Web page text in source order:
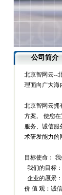
公司简介
北京智网云--
理面向广大海
北京智网云拥
方案。 使您
服务、诚信服
术研发能力的
目标使命：
我们的目标
企业的愿景
价 值 观：诚